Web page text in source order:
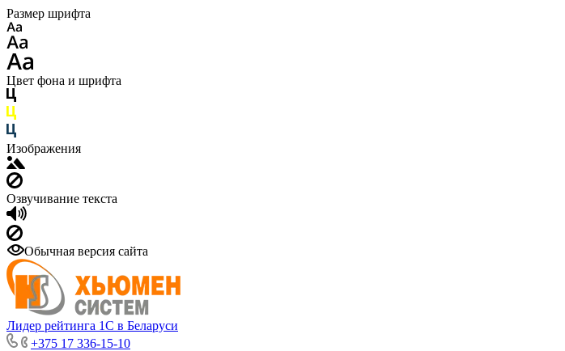
Размер шрифта
Цвет фона и шрифта
Изображения
Озвучивание текста
Обычная версия сайта
Лидер рейтинга 1С в Беларуси
+375 17 336-15-10